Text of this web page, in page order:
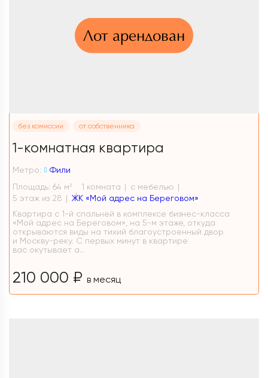
Лот арендован
без комиссии от собственника
1-комнатная квартира
Метро:
Фили
Площадь: 64 м 2 1 комната
с мебелью
5 этаж из 28
ЖК «Мой адрес на Береговом»
Квартира с 1-й спальней в комплексе бизнес-класса
«Мой адрес на Береговом», на 5-м этаже, откуда
открываются виды на тихий благоустроенный двор
и Москву-реку. С первых минут в квартире
вас окутывает а...
210 000 ₽ в месяц